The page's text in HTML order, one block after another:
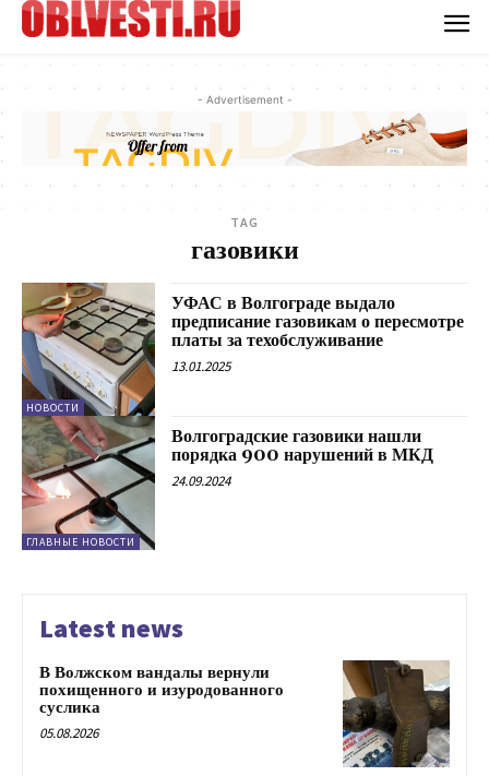
- Advertisement -
TAG
газовики
НОВОСТИ
УФАС в Волгограде выдало
предписание газовикам о пересмотре
платы за техобслуживание
13.01.2025
ГЛАВНЫЕ НОВОСТИ
Волгоградские газовики нашли
порядка 900 нарушений в МКД
24.09.2024
Latest news
В Волжском вандалы вернули
похищенного и изуродованного
суслика
05.08.2026